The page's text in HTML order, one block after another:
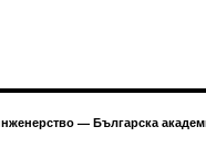
— Българска